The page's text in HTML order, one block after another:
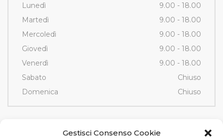
Gestisci Consenso Cookie
Lunedì
9.00 - 18.00
Martedì
9.00 - 18.00
Mercoledì
9.00 - 18.00
Giovedì
9.00 - 18.00
Venerdì
9.00 - 18.00
Sabato
Chiuso
Domenica
Chiuso